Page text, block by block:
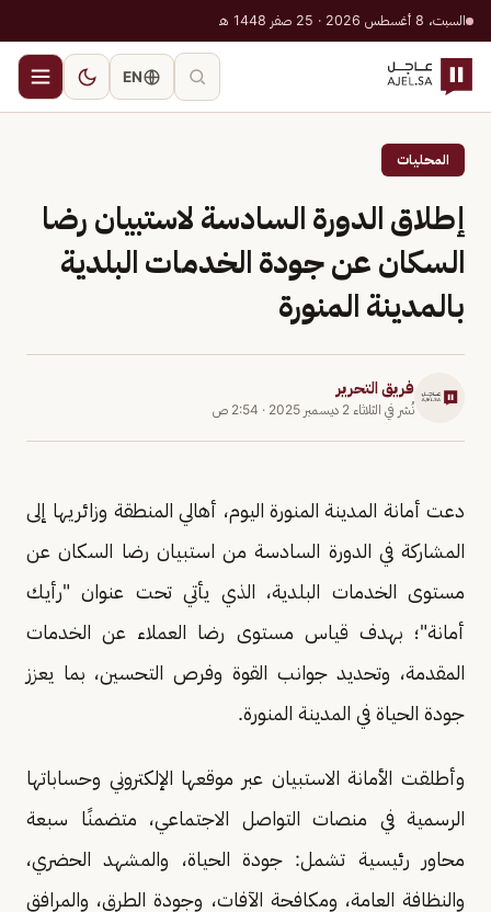
السبت، 8 أغسطس 2026 · 25 صفر 1448 هـ
EN
المحليات
إطلاق الدورة السادسة لاستبيان رضا
السكان عن جودة الخدمات البلدية
بالمدينة المنورة
فريق التحرير
نُشر في الثلاثاء 2 ديسمبر 2025 · 2:54 ص
دعت أمانة المدينة المنورة اليوم، أهالي المنطقة وزائريها إلى
المشاركة في الدورة السادسة من استبيان رضا السكان عن
مستوى الخدمات البلدية، الذي يأتي تحت عنوان "رأيك
أمانة"؛ بهدف قياس مستوى رضا العملاء عن الخدمات
المقدمة، وتحديد جوانب القوة وفرص التحسين، بما يعزز
جودة الحياة في المدينة المنورة.
وأطلقت الأمانة الاستبيان عبر موقعها الإلكتروني وحساباتها
الرسمية في منصات التواصل الاجتماعي، متضمنًا سبعة
محاور رئيسية تشمل: جودة الحياة، والمشهد الحضري،
والنظافة العامة، ومكافحة الآفات، وجودة الطرق، والمرافق